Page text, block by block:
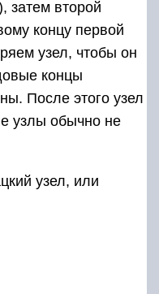
затем второй
концу первой
узел, чтобы он
концы
После этого узел
узлы обычно не
узел, или